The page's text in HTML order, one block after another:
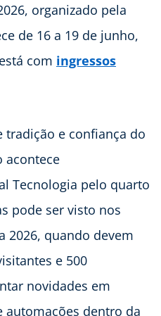
organizado pela
de 16 a 19 de junho,
com ingressos
tradição e confiança do
acontece
Tecnologia pelo quarto
pode ser visto nos
2026, quando devem
e 500
novidades em
automações dentro da